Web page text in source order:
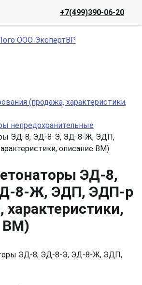
+7(499)390-06-20
(продажа, характеристики,
непредохранительные
ЭД-8, ЭД-8-Э, ЭД-8-Ж, ЭДП,
описание ВМ)
ЭД-8,
8-Ж, ЭДП, ЭДП-р
ВМ)